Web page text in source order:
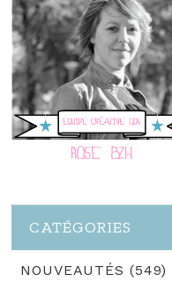
CATÉGORIES
NOUVEAUTÉS (549)